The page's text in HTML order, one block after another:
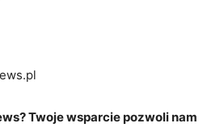
Twoje wsparcie pozwoli nam